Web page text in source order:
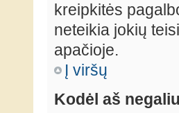
kreipkitės
neteikia jokių
apačioje.
Į viršų
Kodėl aš